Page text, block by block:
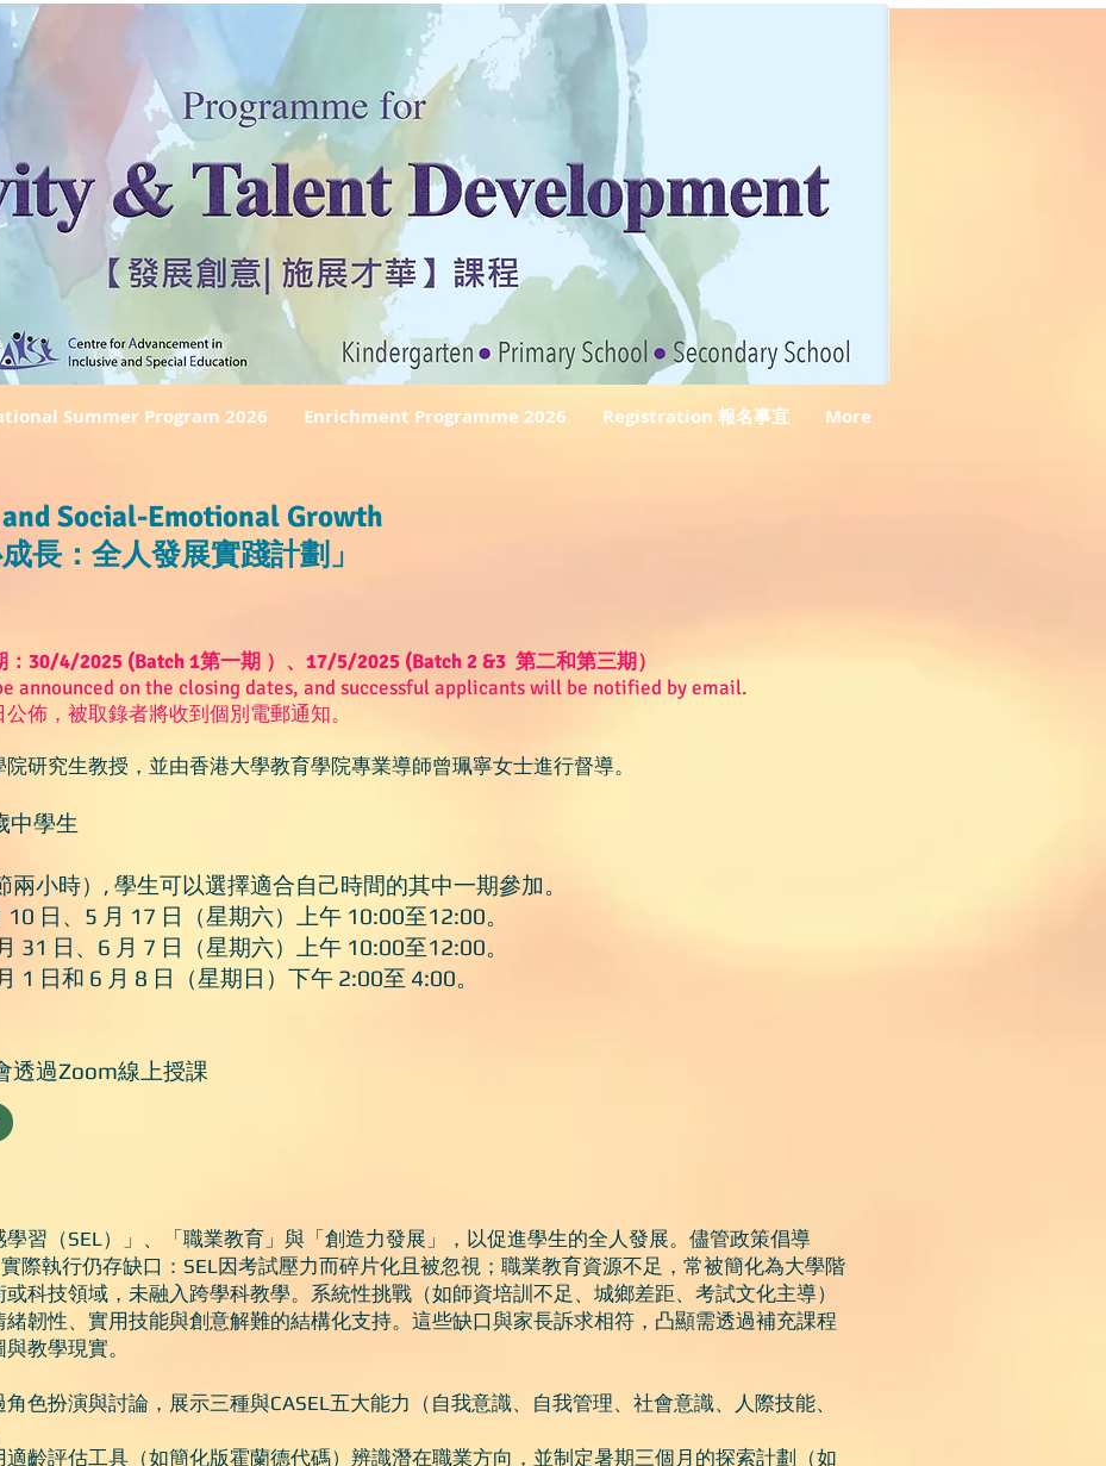
Summer Program 2026 Enrichment Programme 2026 Registration 報名事宜 More
Social-Emotional Growth
長：全人發展實踐計劃」
30/4/2025 (Batch 1第一期 ）、17/5/2025 (Batch 2 &3 第二和第三期）
announced on the closing dates, and successful applicants will be notified by email.
佈，被取錄者將收到個別電郵通知。
研究生教授，並由香港大學教育學院專業導師曾珮寧女士進行督導。
中學生
小時）, 學生可以選擇適合自己時間的其中一期參加。
10 日、5 月 17 日（星期六）上午 10:00至12:00。
31 日、6 月 7 日（星期六）上午 10:00至12:00。
1 日和 6 月 8 日（星期日）下午 2:00至 4:00。
透過Zoom線上授課
習（SEL）」、「職業教育」與「創造力發展」，以促進學生的全人發展。儘管政策倡導
際執行仍存缺口：SEL因考試壓力而碎片化且被忽視；職業教育資源不足，常被簡化為大學階
科技領域，未融入跨學科教學。系統性挑戰（如師資培訓不足、城鄉差距、考試文化主導）
韌性、實用技能與創意解難的結構化支持。這些缺口與家長訴求相符，凸顯需透過補充課程
教學現實。
色扮演與討論，展示三種與CASEL五大能力（自我意識、自我管理、社會意識、人際技能、
齡評估工具（如簡化版霍蘭德代碼）辨識潛在職業方向，並制定暑期三個月的探索計劃（如